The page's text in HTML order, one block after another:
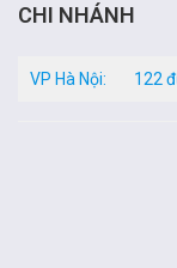
CHI NHÁNH
VP Hà Nội: 122